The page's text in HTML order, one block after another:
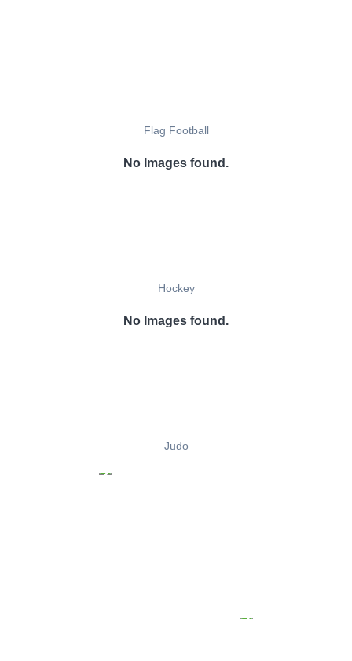
Flag Football
No Images found.
Hockey
No Images found.
Judo